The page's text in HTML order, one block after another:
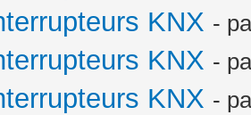
KNX -
KNX -
KNX -